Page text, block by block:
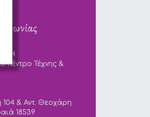
Κέντρο Τέχνης &
104 & Αντ. Θεοχάρη
18539